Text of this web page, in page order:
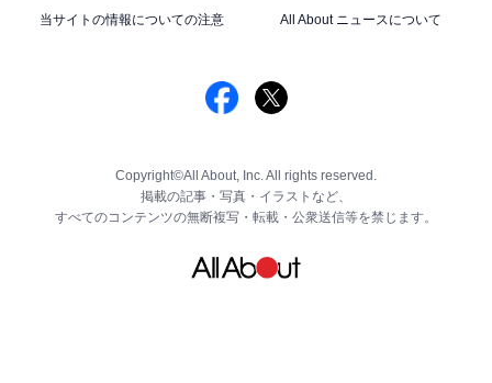
当サイトの情報についての注意
All About ニュースについて
Copyright©All About, Inc. All rights reserved.
掲載の記事・写真・イラストなど、
すべてのコンテンツの無断複写・転載・公衆送信等を禁じます。